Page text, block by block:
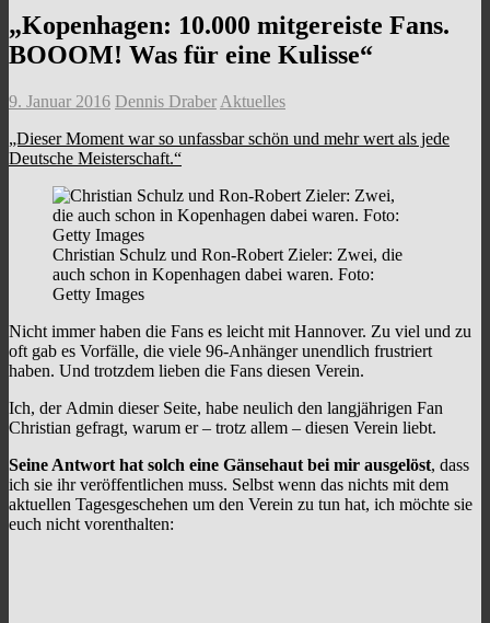
„Kopenhagen: 10.000 mitgereiste Fans.
BOOOM! Was für eine Kulisse“
9. Januar 2016 Dennis Draber Aktuelles
„Dieser Moment war so unfassbar schön und mehr wert als jede
Deutsche Meisterschaft.“
Christian Schulz und Ron-Robert Zieler: Zwei, die
auch schon in Kopenhagen dabei waren. Foto:
Getty Images
Nicht immer haben die Fans es leicht mit Hannover. Zu viel und zu
oft gab es Vorfälle, die viele 96-Anhänger unendlich frustriert
haben. Und trotzdem lieben die Fans diesen Verein.
Ich, der Admin dieser Seite, habe neulich den langjährigen Fan
Christian gefragt, warum er – trotz allem – diesen Verein liebt.
Seine Antwort hat solch eine Gänsehaut bei mir ausgelöst, dass
ich sie ihr veröffentlichen muss. Selbst wenn das nichts mit dem
aktuellen Tagesgeschehen um den Verein zu tun hat, ich möchte sie
euch nicht vorenthalten: